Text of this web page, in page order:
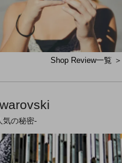
Shop Review一覧 ＞
気の秘密-